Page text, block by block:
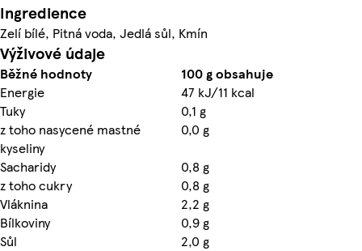
Ingredience
Zelí bílé, Pitná voda, Jedlá sůl, Kmín
Výživové údaje
Běžné hodnoty
100 g obsahuje
Energie
47 kJ/11 kcal
Tuky
0,1 g
z toho nasycené mastné
kyseliny
0,0 g
Sacharidy
0,8 g
z toho cukry
0,8 g
Vláknina
2,2 g
Bílkoviny
0,9 g
Sůl
2,0 g